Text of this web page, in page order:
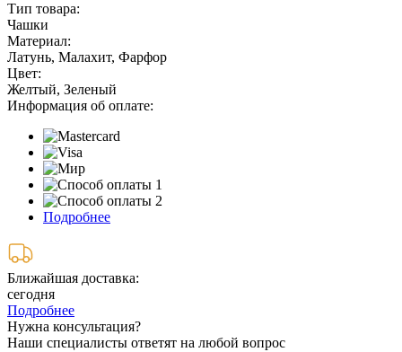
Тип товара:
Чашки
Материал:
Латунь, Малахит, Фарфор
Цвет:
Желтый, Зеленый
Информация об оплате:
Подробнее
Ближайшая доставка:
сегодня
Подробнее
Нужна консультация?
Наши специалисты ответят на любой вопрос